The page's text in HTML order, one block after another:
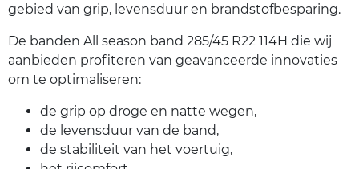
gebied van grip, levensduur en brandstofbesparing.
De banden All season band 285/45 R22 114H die wij
aanbieden profiteren van geavanceerde innovaties
om te optimaliseren:
de grip op droge en natte wegen,
de levensduur van de band,
de stabiliteit van het voertuig,